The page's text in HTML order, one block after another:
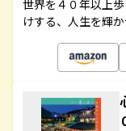
世界を４０年以上
けする、人生を輝